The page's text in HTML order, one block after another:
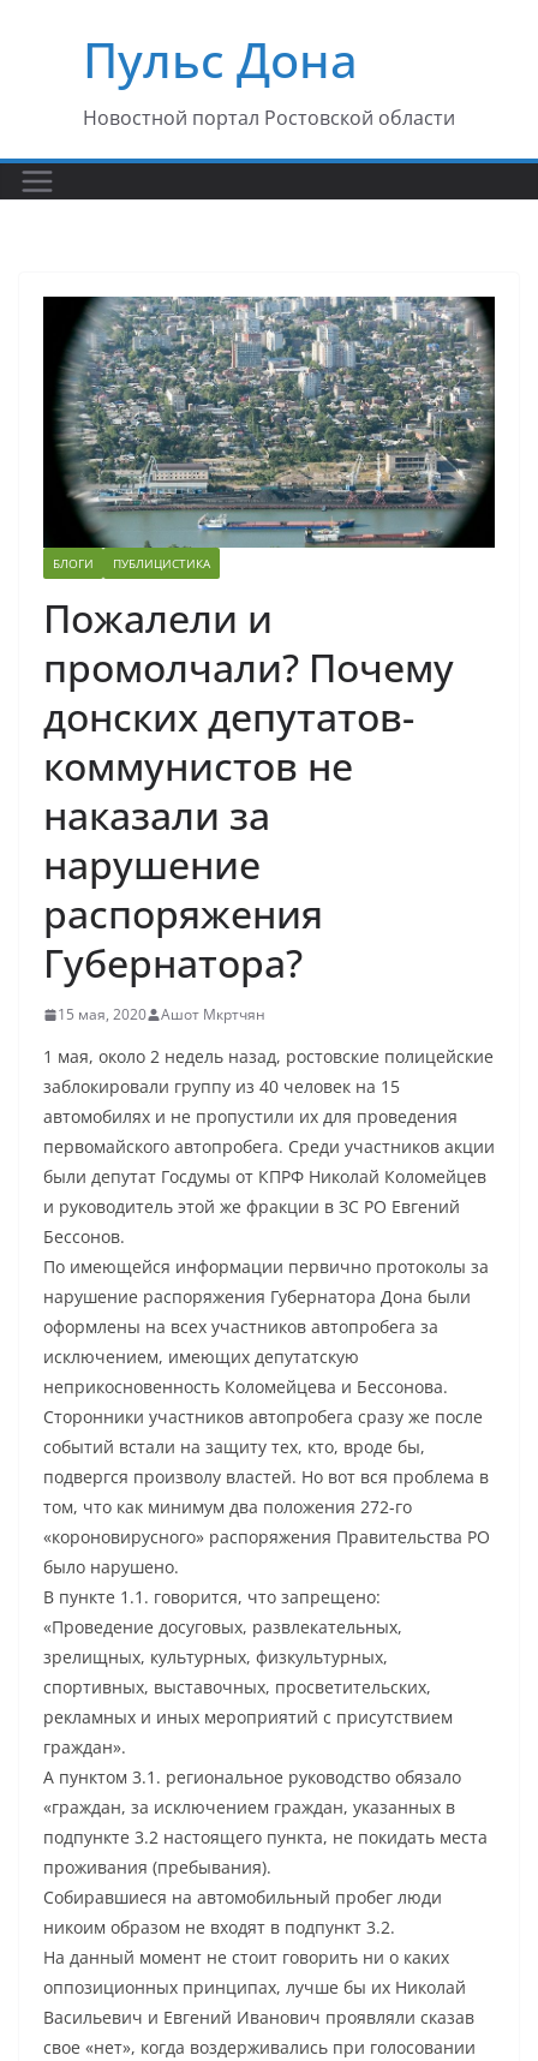
содержимомуПульс Дона
Новостной портал Ростовской области
БЛОГИ ПУБЛИЦИСТИКА
Пожалели и
промолчали? Почему
донских депутатов-
коммунистов не
наказали за
нарушение
распоряжения
Губернатора?
15 мая, 2020 Ашот Мкртчян
1 мая, около 2 недель назад, ростовские полицейские
заблокировали группу из 40 человек на 15
автомобилях и не пропустили их для проведения
первомайского автопробега. Среди участников акции
были депутат Госдумы от КПРФ Николай Коломейцев
и руководитель этой же фракции в ЗС РО Евгений
Бессонов.
По имеющейся информации первично протоколы за
нарушение распоряжения Губернатора Дона были
оформлены на всех участников автопробега за
исключением, имеющих депутатскую
неприкосновенность Коломейцева и Бессонова.
Сторонники участников автопробега сразу же после
событий встали на защиту тех, кто, вроде бы,
подвергся произволу властей. Но вот вся проблема в
том, что как минимум два положения 272-го
«короновирусного» распоряжения Правительства РО
было нарушено.
В пункте 1.1. говорится, что запрещено:
«Проведение досуговых, развлекательных,
зрелищных, культурных, физкультурных,
спортивных, выставочных, просветительских,
рекламных и иных мероприятий с присутствием
граждан».
А пунктом 3.1. региональное руководство обязало
«граждан, за исключением граждан, указанных в
подпункте 3.2 настоящего пункта, не покидать места
проживания (пребывания).
Собиравшиеся на автомобильный пробег люди
никоим образом не входят в подпункт 3.2.
На данный момент не стоит говорить ни о каких
оппозиционных принципах, лучше бы их Николай
Васильевич и Евгений Иванович проявляли сказав
свое «нет», когда воздерживались при голосовании